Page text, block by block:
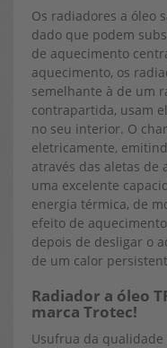
Os radiadores a óleo
dado que podem
de aquecimento
aquecimento, os
semelhante à de um
contrapartida, usam
no seu interior. O
eletricamente,
através das aletas de
uma excelente
energia térmica, de
efeito de
depois de desligar o
de um calor
Radiador a óleo
marca Trotec!
Usufrua da